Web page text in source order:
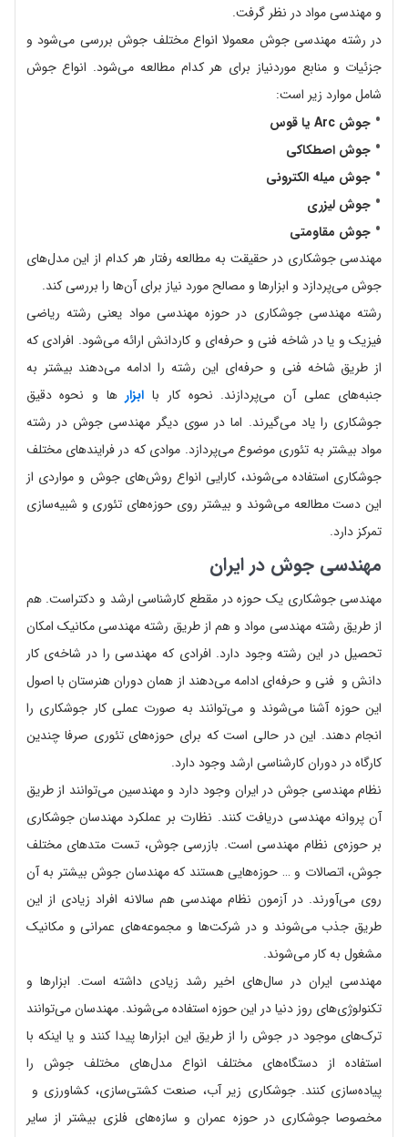
و مهندسی مواد در نظر گرفت.
در رشته مهندسی جوش معمولا انواع مختلف جوش بررسی می‌شود و
جزئیات و منابع موردنیاز برای هر کدام مطالعه می‌شود. انواع جوش
شامل موارد زیر است:
جوش Arc یا قوس
جوش اصطکاکی
جوش میله الکترونی
جوش لیزری
جوش مقاومتی
مهندسی جوشکاری در حقیقت به مطالعه رفتار هر کدام از این مدل‌های
جوش می‌پردازد و ابزارها و مصالح مورد نیاز برای آن‌ها را بررسی کند.
رشته مهندسی جوشکاری در حوزه مهندسی مواد یعنی رشته ریاضی
فیزیک و یا در شاخه فنی و حرفه‌ای و کاردانش ارائه می‌شود. افرادی که
از طریق شاخه فنی و حرفه‌ای این رشته را ادامه می‌دهند بیشتر به
جنبه‌های عملی آن می‌پردازند. نحوه کار با ابزار ها و نحوه دقیق
جوشکاری را یاد می‌گیرند. اما در سوی دیگر مهندسی جوش در رشته
مواد بیشتر به تئوری موضوع می‌پردازد. موادی که در فرایندهای مختلف
جوشکاری استفاده می‌شوند، کارایی انواع روش‌های جوش و مواردی از
این دست مطالعه می‌شوند و بیشتر روی حوزه‌های تئوری و شبیه‌سازی
تمرکز دارد.
مهندسی جوش در ایران
مهندسی جوشکاری یک حوزه در مقطع کارشناسی ارشد و دکتراست. هم
از طریق رشته مهندسی مواد و هم از طریق رشته مهندسی مکانیک امکان
تحصیل در این رشته وجود دارد. افرادی که مهندسی را در شاخه‌ی کار
دانش و فنی و حرفه‌ای ادامه می‌دهند از همان دوران هنرستان با اصول
این حوزه آشنا می‌شوند و می‌توانند به صورت عملی کار جوشکاری را
انجام دهند. این در حالی است که برای حوزه‌های تئوری صرفا چندین
کارگاه در دوران کارشناسی ارشد وجود دارد.
نظام مهندسی جوش در ایران وجود دارد و مهندسین می‌توانند از طریق
آن پروانه مهندسی دریافت کنند. نظارت بر عملکرد مهندسان جوشکاری
بر حوزه‌ی نظام مهندسی است. بازرسی جوش، تست متدهای مختلف
جوش، اتصالات و … حوزه‌هایی هستند که مهندسان جوش بیشتر به آن
روی می‌آورند. در آزمون نظام مهندسی هم سالانه افراد زیادی از این
طریق جذب می‌شوند و در شرکت‌ها و مجموعه‌های عمرانی و مکانیک
مشغول به کار می‌شوند.
مهندسی ایران در سال‌های اخیر رشد زیادی داشته است. ابزارها و
تکنولوژی‌های روز دنیا در این حوزه استفاده می‌شوند. مهندسان می‌توانند
ترک‌های موجود در جوش را از طریق این ابزارها پیدا کنند و یا اینکه با
استفاده از دستگاه‌های مختلف انواع مدل‌های مختلف جوش را
پیاده‌سازی کنند. جوشکاری زیر آب، صنعت کشتی‌سازی، کشاورزی و
مخصوصا جوشکاری در حوزه عمران و سازه‌های فلزی بیشتر از سایر